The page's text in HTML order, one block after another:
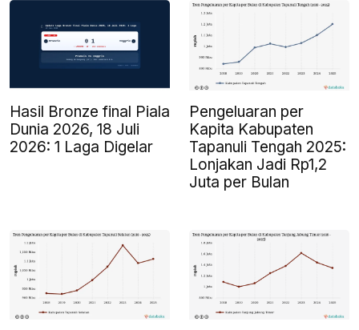
Hasil Bronze final Piala
Dunia 2026, 18 Juli
2026: 1 Laga Digelar
Pengeluaran per
Kapita Kabupaten
Tapanuli Tengah 2025:
Lonjakan Jadi Rp1,2
Juta per Bulan